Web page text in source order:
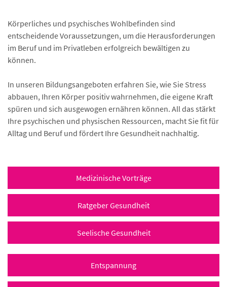
Körperliches und psychisches Wohlbefinden sind
entscheidende Voraussetzungen, um die Herausforderungen
im Beruf und im Privatleben erfolgreich bewältigen zu
können.
In unseren Bildungsangeboten erfahren Sie, wie Sie Stress
abbauen, Ihren Körper positiv wahrnehmen, die eigene Kraft
spüren und sich ausgewogen ernähren können. All das stärkt
Ihre psychischen und physischen Ressourcen, macht Sie fit für
Alltag und Beruf und fördert Ihre Gesundheit nachhaltig.
Medizinische Vorträge
Ratgeber Gesundheit
Seelische Gesundheit
Entspannung